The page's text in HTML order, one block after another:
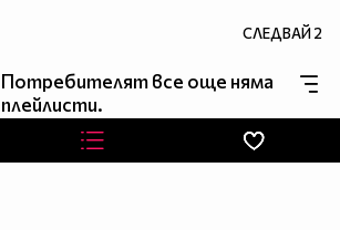
СЛЕДВАЙ2
Потребителят все още няма
плейлисти.